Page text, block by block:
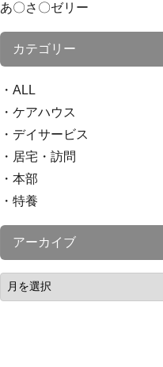
あ〇さ〇ゼリー
カテゴリー
ALL
ケアハウス
デイサービス
居宅・訪問
本部
特養
アーカイブ